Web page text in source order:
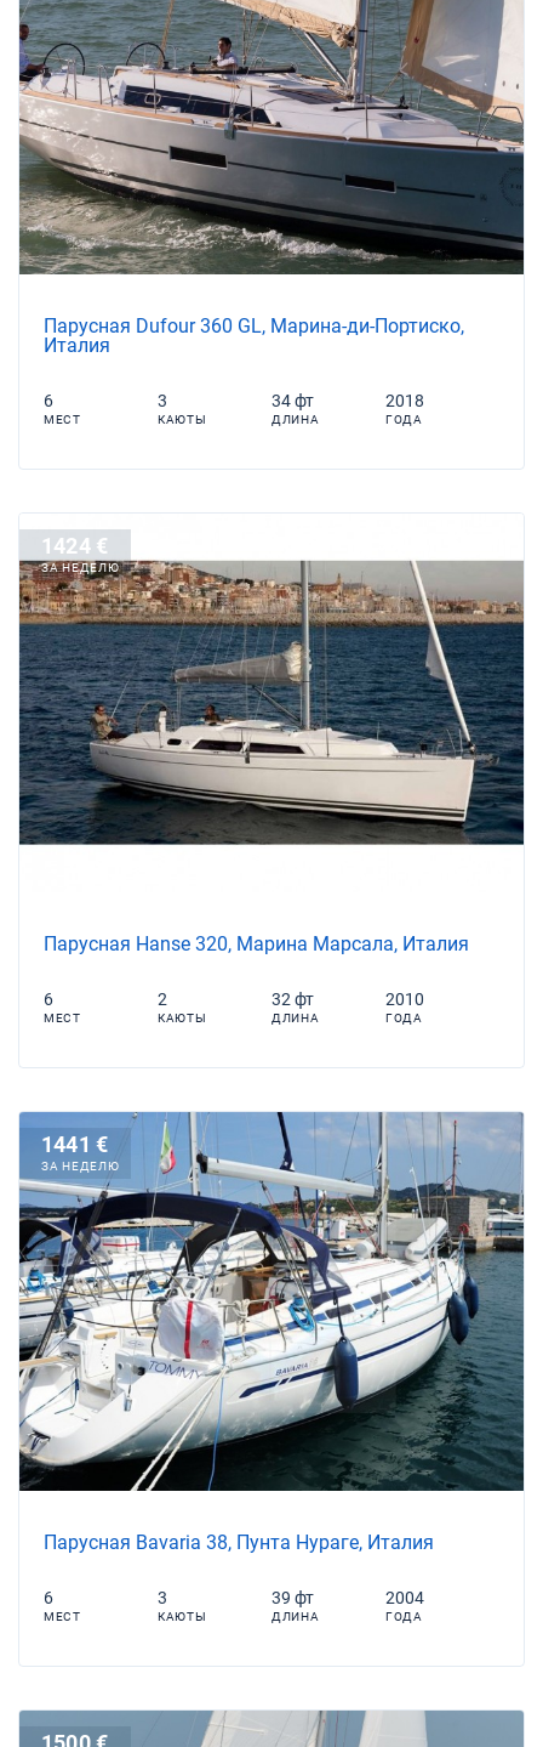
Парусная Dufour 360 GL, Марина-ди-Портиско,
Италия
6
МЕСТ
3
КАЮТЫ
34 фт
ДЛИНА
2018
ГОДА
1424 €
ЗА НЕДЕЛЮ
Парусная Hanse 320, Марина Марсала, Италия
6
МЕСТ
2
КАЮТЫ
32 фт
ДЛИНА
2010
ГОДА
1441 €
ЗА НЕДЕЛЮ
Парусная Bavaria 38, Пунта Нураге, Италия
6
МЕСТ
3
КАЮТЫ
39 фт
ДЛИНА
2004
ГОДА